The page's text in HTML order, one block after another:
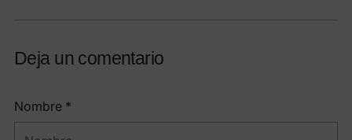
Deja un comentario
Nombre *